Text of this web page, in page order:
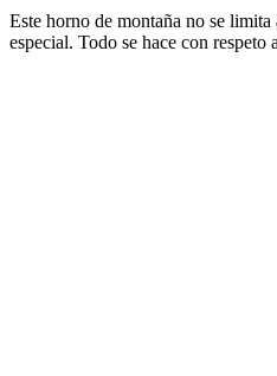
Este horno de montaña no se limita
especial. Todo se hace con